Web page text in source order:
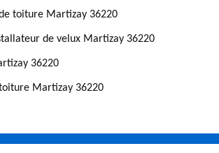
toiture Martizay 36220
de velux Martizay 36220
36220
Martizay 36220